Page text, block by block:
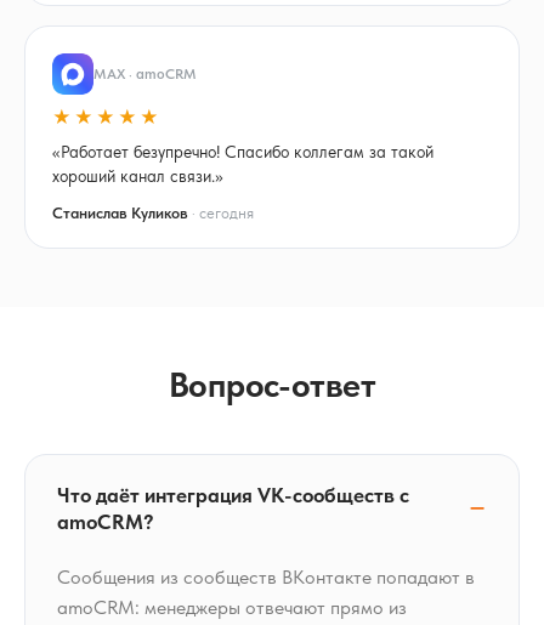
MAX · amoCRM
★★★★★
«Работает безупречно! Спасибо коллегам за такой
хороший канал связи.»
Станислав Куликов · сегодня
Вопрос-ответ
Что даёт интеграция VK-сообществ с
amoCRM?
Сообщения из сообществ ВКонтакте попадают в
amoCRM: менеджеры отвечают прямо из